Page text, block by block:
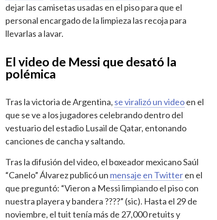
dejar las camisetas usadas en el piso para que el
personal encargado de la limpieza las recoja para
llevarlas a lavar.
El video de Messi que desató la
polémica
Tras la victoria de Argentina, se viralizó un videoen el
que se ve a los jugadores celebrando dentro del
vestuario del estadio Lusail de Qatar, entonando
canciones de cancha y saltando.
Tras la difusión del video, el boxeador mexicano Saúl
“Canelo” Álvarez publicó un mensaje en Twitteren el
que preguntó: “Vieron a Messi limpiando el piso con
nuestra playera y bandera ????” (sic). Hasta el 29 de
noviembre, el tuit tenía más de 27,000 retuits y